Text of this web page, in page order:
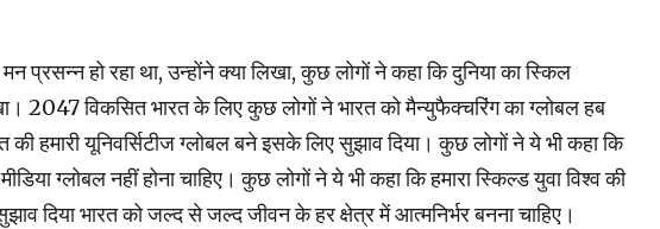
प्रसन्‍न हो रहा था, उन्‍होंने क्‍या लिखा, कुछ लोगों ने कहा कि दुनिया का स्‍किल
2047 विकसित भारत के लिए कुछ लोगों ने भारत को मैन्युफैक्चरिंग का ग्‍लोबल हब
हमारी यूनिवर्सिटीज ग्‍लोबल बने इसके लिए सुझाव दिया। कुछ लोगों ने ये भी कहा कि
ग्‍लोबल नहीं होना चाहिए। कुछ लोगों ने ये भी कहा कि हमारा स्‍किल्‍ड युवा विश्‍व की
दिया भारत को जल्‍द से जल्‍द जीवन के हर क्षेत्र में आत्‍मनिर्भर बनना चाहिए।